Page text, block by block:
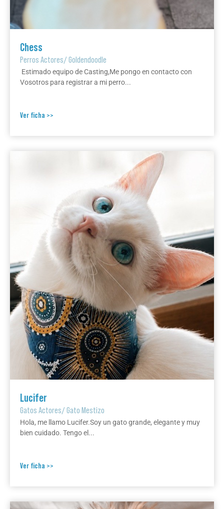
Chess
Perros Actores/Goldendoodle
Estimado equipo de Casting,Me pongo en contacto con
Vosotros para registrar a mi perro...
Ver ficha >>
Lucifer
Gatos Actores/Gato Mestizo
Hola, me llamo Lucifer.Soy un gato grande, elegante y muy
bien cuidado. Tengo el...
Ver ficha >>